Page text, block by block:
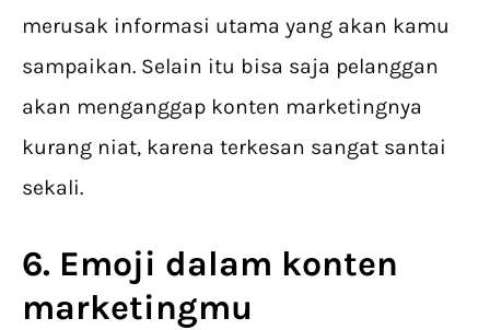
merusak informasi utama yang akan kamu
sampaikan. Selain itu bisa saja pelanggan
akan menganggap konten marketingnya
kurang niat, karena terkesan sangat santai
sekali.
6. Emoji dalam konten
marketingmu